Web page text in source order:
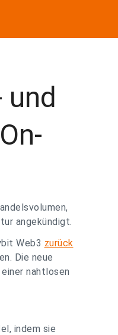
und
angekündigt.
Web3 zurück
Die neue
nahtlosen
indem sie